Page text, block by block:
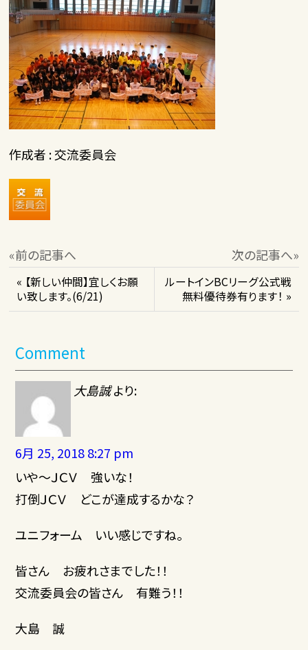
作成者 : 交流委員会
«前の記事へ 次の記事へ»
« 【新しい仲間】宜しくお願
い致します。(6/21)
ルートインBCリーグ公式戦
無料優待券有ります！ »
Comment
大島誠 より:
6月 25, 2018 8:27 pm
いや～ＪＣＶ 強いな！
打倒ＪＣＶ どこが達成するかな？
ユニフォーム いい感じですね。
皆さん お疲れさまでした！！
交流委員会の皆さん 有難う！！
大島 誠